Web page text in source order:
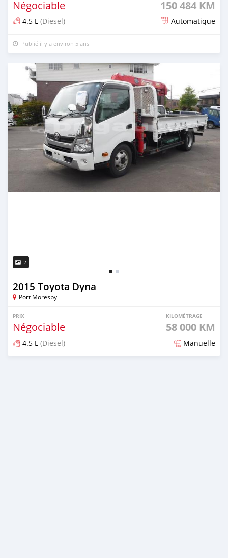
Négociable 150 484 KM
4.5 L (Diesel) Automatique
Publié il y a environ 5 ans
2
2015 Toyota Dyna
Port Moresby
PRIX
Négociable
KILOMÉTRAGE
58 000 KM
4.5 L (Diesel) Manuelle